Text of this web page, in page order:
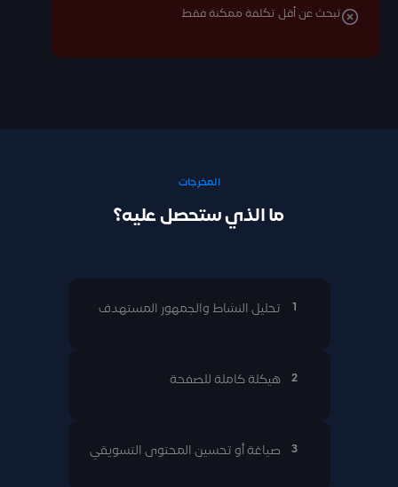
تبحث عن أقل تكلفة ممكنة فقط
المخرجات
ما الذي ستحصل عليه؟
1 تحليل النشاط والجمهور المستهدف
2 هيكلة كاملة للصفحة
3 صياغة أو تحسين المحتوى التسويقي